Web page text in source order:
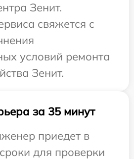
Зенит.
свяжется с
условий ремонта
Зенит.
за 35 минут
приедет в
для проверки